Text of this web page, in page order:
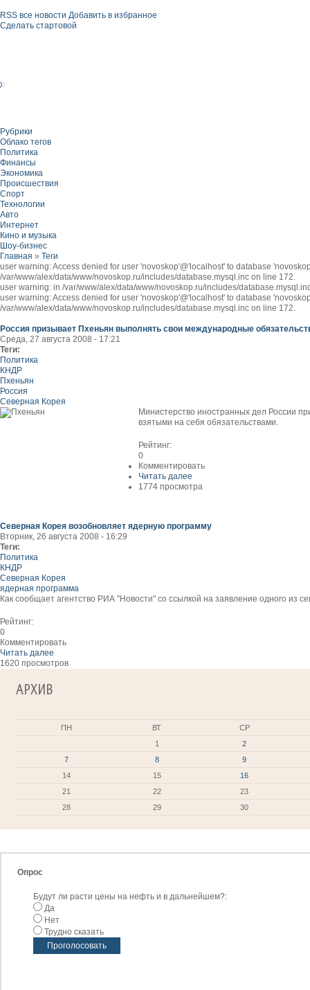
RSS все новости Добавить в избранное
Сделать стартовой
Рубрики
Облако тегов
Политика
Финансы
Экономика
Происшествия
Спорт
Технологии
Авто
Интернет
Кино и музыка
Шоу-бизнес
Главная » Теги
user warning: Access denied for user 'novoskop'@'localhost' to database
/var/www/alex/data/www/novoskop.ru/includes/database.mysql.inc on line 172.
user warning: in /var/www/alex/data/www/novoskop.ru/includes/
user warning: Access denied for user 'novoskop'@'localhost' to database
/var/www/alex/data/www/novoskop.ru/includes/database.mysql.inc on line 172.
Россия призывает Пхеньян выполнять свои международные
Среда, 27 августа 2008 - 17:21
Теги:
Политика
КНДР
Пхеньян
Россия
Северная Корея
Министерство иностранных дел России
взятыми на себя обязательствами.
Рейтинг:
0
Комментировать
Читать далее
1774 просмотра
Северная Корея возобновляет ядерную программу
Вторник, 26 августа 2008 - 16:29
Теги:
Политика
КНДР
Северная Корея
ядерная программа
Как сообщает агентство РИА "Новости" со ссылкой на заявление одного из
Рейтинг:
0
Комментировать
Читать далее
1620 просмотров
АРХИВ
ПН ВТ
СР
1
2
7
8
9
14
15
16
21
22
23
28
29 30
Опрос
Будут ли расти цены на нефть и в дальнейшем?:
Да
Нет
Трудно сказать